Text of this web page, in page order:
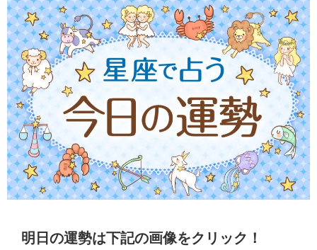
明日の運勢は下記の画像をクリック！